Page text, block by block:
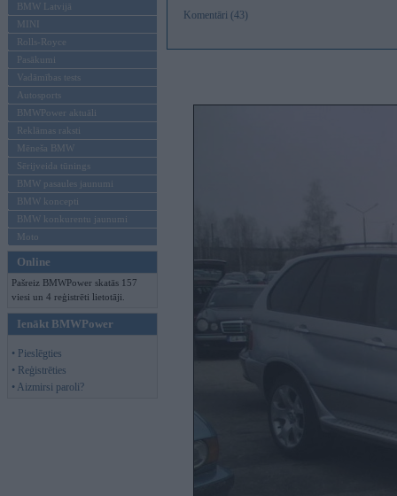
BMW Latvijā
MINI
Rolls-Royce
Pasākumi
Vadāmības tests
Autosports
BMWPower aktuāli
Reklāmas raksti
Mēneša BMW
Sērijveida tūnings
BMW pasaules jaunumi
BMW koncepti
BMW konkurentu jaunumi
Moto
Online
Pašreiz BMWPower skatās 157
viesi un 4 reģistrēti lietotāji.
Ienākt BMWPower
• Pieslēgties
• Reģistrēties
• Aizmirsi paroli?
Komentāri (43)